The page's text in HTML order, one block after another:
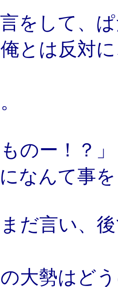
をして、
とは反対
のー！？」
になんて事
だ言い、
大勢はど